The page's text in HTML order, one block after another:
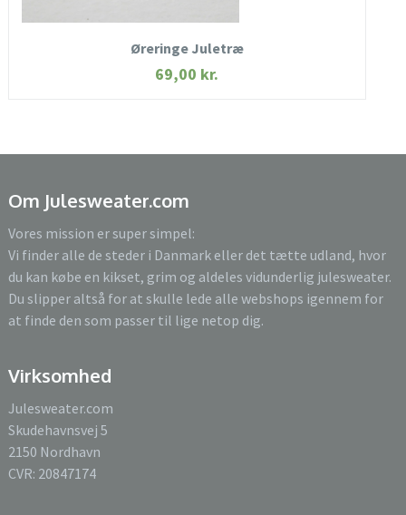
Øreringe Juletræ
69,00 kr.
Om Julesweater.com
Vores mission er super simpel:
Vi finder alle de steder i Danmark eller det tætte udland, hvor
du kan købe en kikset, grim og aldeles vidunderlig julesweater.
Du slipper altså for at skulle lede alle webshops igennem for
at finde den som passer til lige netop dig.
Virksomhed
Julesweater.com
Skudehavnsvej 5
2150 Nordhavn
CVR: 20847174